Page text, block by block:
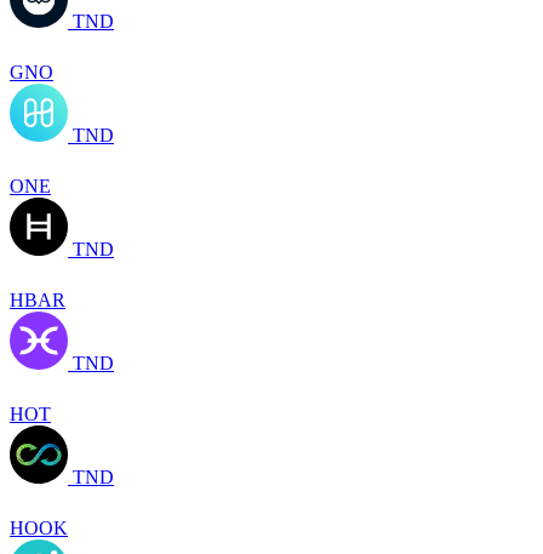
TND
GNO
TND
ONE
TND
HBAR
TND
HOT
TND
HOOK